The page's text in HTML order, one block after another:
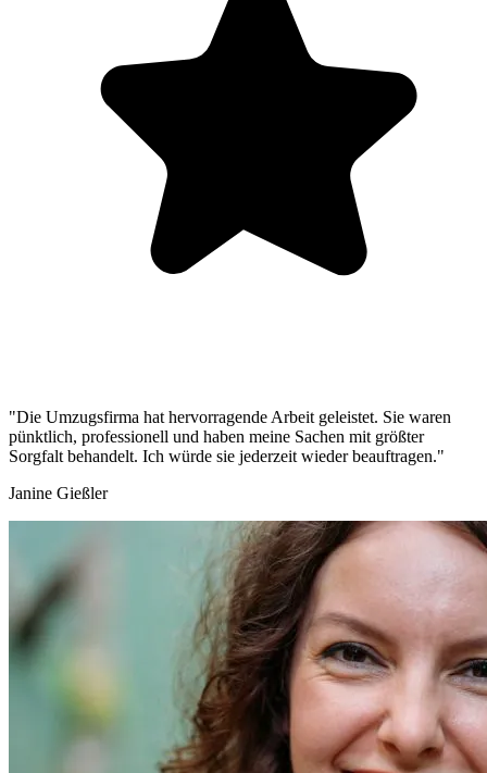
"Die Umzugsfirma hat hervorragende Arbeit geleistet. Sie waren
pünktlich, professionell und haben meine Sachen mit größter
Sorgfalt behandelt. Ich würde sie jederzeit wieder beauftragen."
Janine Gießler